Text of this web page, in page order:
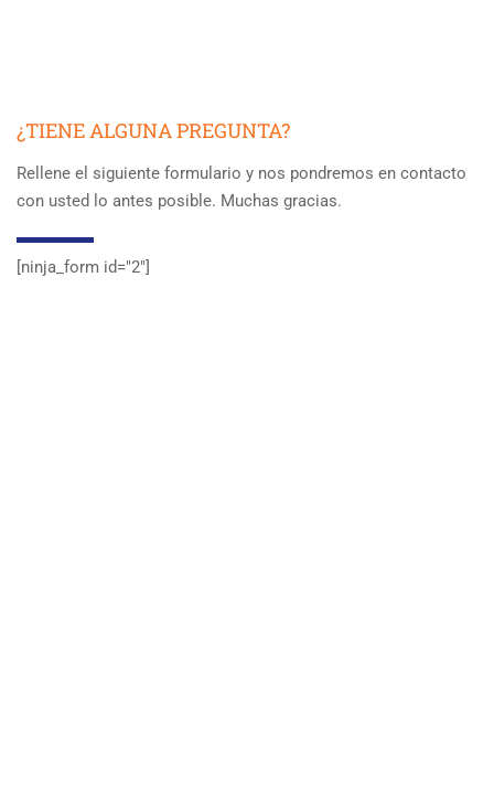
¿TIENE ALGUNA PREGUNTA?
Rellene el siguiente formulario y nos pondremos en contacto
con usted lo antes posible. Muchas gracias.
[ninja_form id="2″]